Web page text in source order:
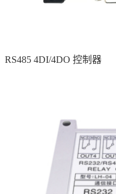
RS485 4DI/4DO 控制器